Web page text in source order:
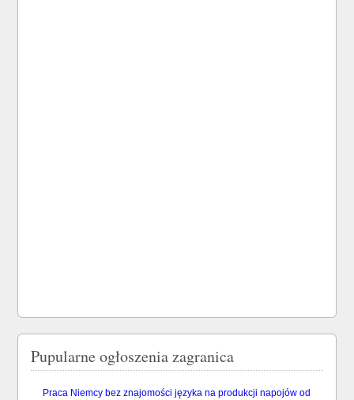
Pupularne ogłoszenia zagranica
Praca Niemcy bez znajomości języka na produkcji napojów od